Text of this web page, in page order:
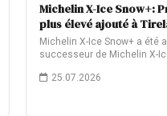
Michelin X-Ice Snow+:
plus élevé ajouté à
Michelin X-Ice Snow+ a été
successeur de Michelin X-
25.07.2026